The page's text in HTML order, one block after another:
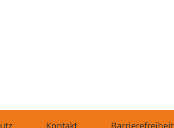
Kontakt Barrierefreiheit